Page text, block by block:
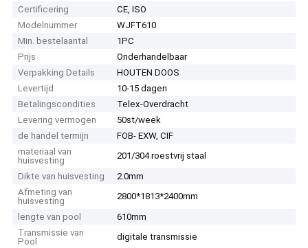
Certificering
CE, ISO
Modelnummer
WJFT610
Min. bestelaantal
1PC
Prijs
Onderhandelbaar
Verpakking Details
HOUTEN DOOS
Levertijd
10-15 dagen
Betalingscondities
Telex-Overdracht
Levering vermogen
50st/week
de handel termijn
FOB- EXW, CIF
materiaal van
huisvesting
201/304 roestvrij staal
Dikte van huisvesting
2.0mm
Afmeting van
huisvesting
2800*1813*2400mm
lengte van pool
610mm
Transmissie van
Pool
digitale transmissie